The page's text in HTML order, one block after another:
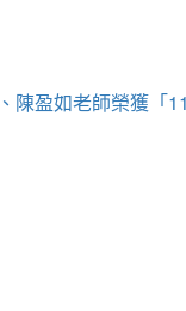
陳盈如老師榮獲「